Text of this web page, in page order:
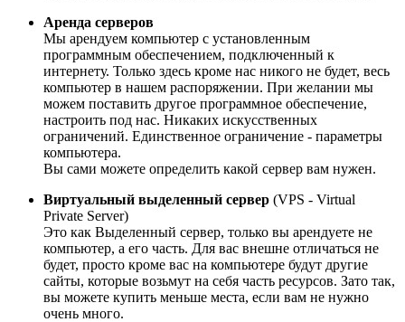
Аренда серверов
Мы арендуем компьютер с установленным
программным обеспечением, подключенный к
интернету. Только здесь кроме нас никого не будет, весь
компьютер в нашем распоряжении. При желании мы
можем поставить другое программное обеспечение,
настроить под нас. Никаких искусственных
ограничений. Единственное ограничение - параметры
компьютера.
Вы сами можете определить какой сервер вам нужен.
Виртуальный выделенный сервер (VPS - Virtual
Private Server)
Это как Выделенный сервер, только вы арендуете не
компьютер, а его часть. Для вас внешне отличаться не
будет, просто кроме вас на компьютере будут другие
сайты, которые возьмут на себя часть ресурсов. Зато так,
вы можете купить меньше места, если вам не нужно
очень много.